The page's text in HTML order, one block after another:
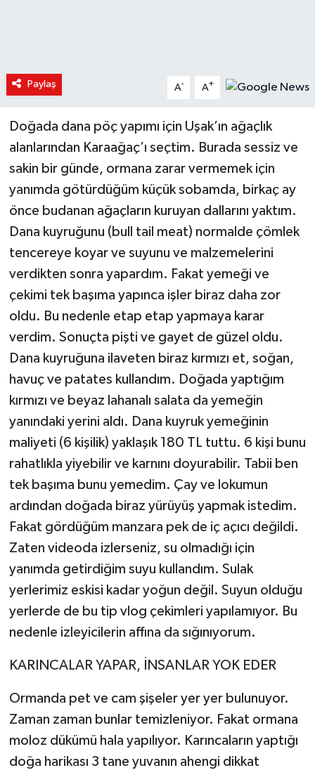
Paylaş A- A+
Doğada dana pöç yapımı için Uşak’ın ağaçlık
alanlarından Karaağaç’ı seçtim. Burada sessiz ve
sakin bir günde, ormana zarar vermemek için
yanımda götürdüğüm küçük sobamda, birkaç ay
önce budanan ağaçların kuruyan dallarını yaktım.
Dana kuyruğunu (bull tail meat) normalde çömlek
tencereye koyar ve suyunu ve malzemelerini
verdikten sonra yapardım. Fakat yemeği ve
çekimi tek başıma yapınca işler biraz daha zor
oldu. Bu nedenle etap etap yapmaya karar
verdim. Sonuçta pişti ve gayet de güzel oldu.
Dana kuyruğuna ilaveten biraz kırmızı et, soğan,
havuç ve patates kullandım. Doğada yaptığım
kırmızı ve beyaz lahanalı salata da yemeğin
yanındaki yerini aldı. Dana kuyruk yemeğinin
maliyeti (6 kişilik) yaklaşık 180 TL tuttu. 6 kişi bunu
rahatlıkla yiyebilir ve karnını doyurabilir. Tabii ben
tek başıma bunu yemedim. Çay ve lokumun
ardından doğada biraz yürüyüş yapmak istedim.
Fakat gördüğüm manzara pek de iç açıcı değildi.
Zaten videoda izlerseniz, su olmadığı için
yanımda getirdiğim suyu kullandım. Sulak
yerlerimiz eskisi kadar yoğun değil. Suyun olduğu
yerlerde de bu tip vlog çekimleri yapılamıyor. Bu
nedenle izleyicilerin affına da sığınıyorum.
KARINCALAR YAPAR, İNSANLAR YOK EDER
Ormanda pet ve cam şişeler yer yer bulunuyor.
Zaman zaman bunlar temizleniyor. Fakat ormana
moloz dükümü hala yapılıyor. Karıncaların yaptığı
doğa harikası 3 tane yuvanın ahengi dikkat